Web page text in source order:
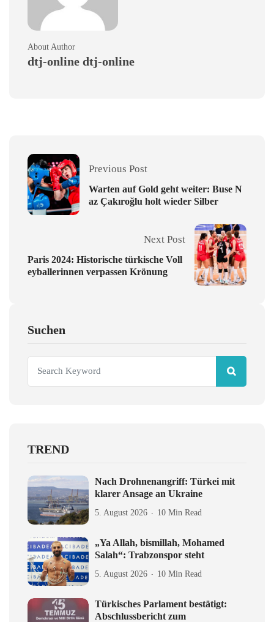
About Author
dtj-online dtj-online
Previous Post
Warten auf Gold geht weiter: Buse N
az Çakıroğlu holt wieder Silber
Next Post
Paris 2024: Historische türkische Voll
eyballerinnen verpassen Krönung
Suchen
TREND
Nach Drohnenangriff: Türkei mit
klarer Ansage an Ukraine
5. August 2026 10 Min Read
„Ya Allah, bismillah, Mohamed
Salah“: Trabzonspor steht
5. August 2026 10 Min Read
Türkisches Parlament bestätigt:
Abschlussbericht zum